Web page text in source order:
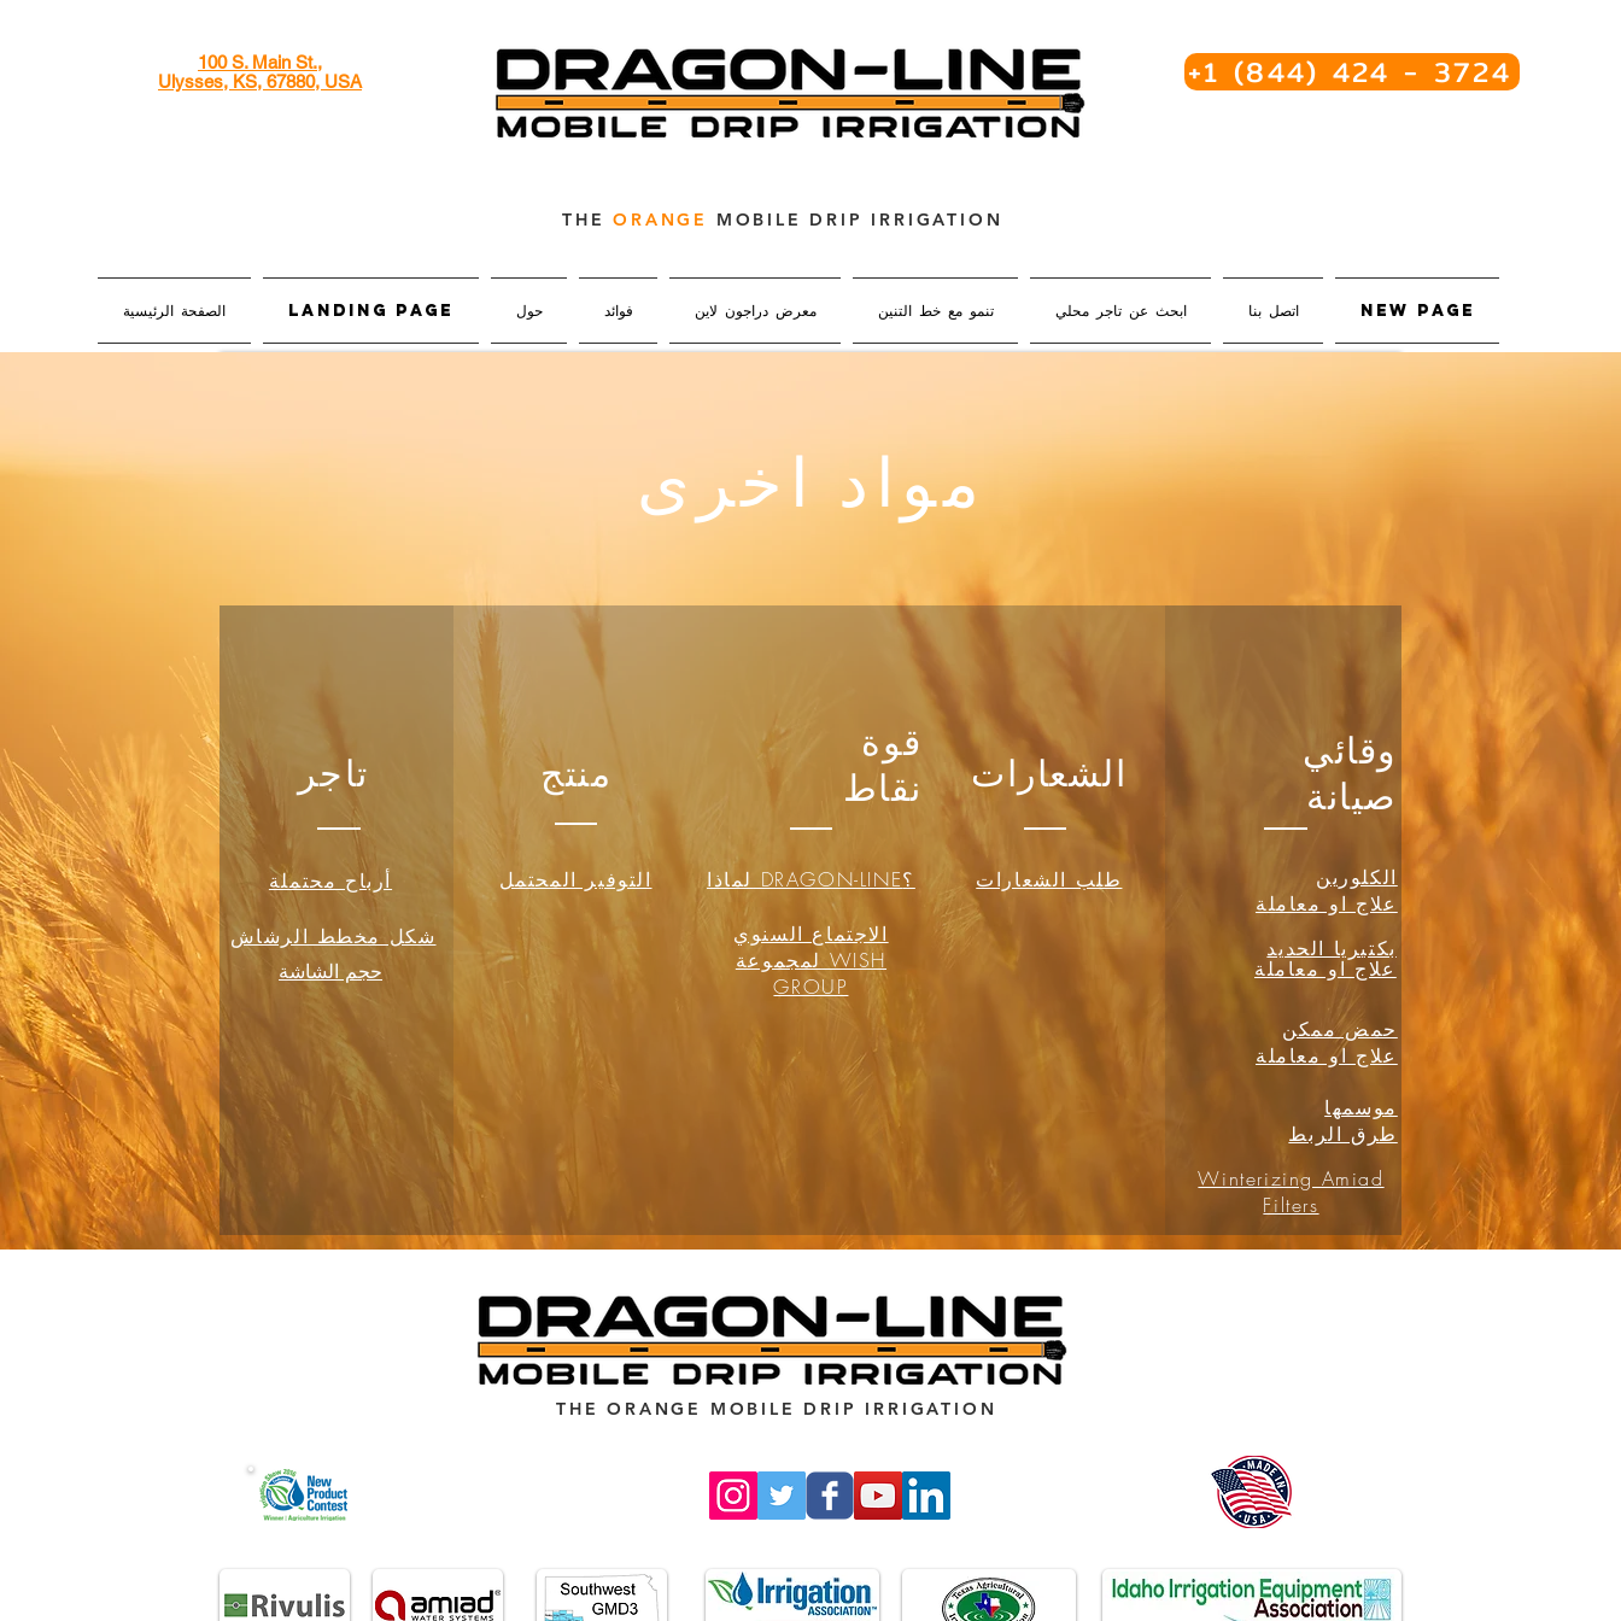
100 S. Main St.,
Ulysses, KS, 67880, USA
+1 (844) 424 - 3724
THEORANGE MOBILE DRIP IRRIGATION
الصفحة الرئيسية Landing Page حول فوائد معرض دراجون لاين تنمو مع خط التنين ابحث عن تاجر محلي اتصل بنا New Page
مواد اخرى
منتج
التوفير المحتمل
قوة
نقاط
لماذا DRAGON-LINE؟
الاجتماع السنوي
لمجموعة WISH
GROUP
الشعارات
طلب الشعارات
وقائي
صيانة
الكلورين
علاج او معاملة
بكتيريا الحديد
علاج او معاملة
حمض ممكن
علاج او معاملة
موسمها
طرق الربط
شكل مخطط الرشاش
أرباح محتملة
تاجر
حجم الشاشة
Winterizing Amiad
Filters
THE ORANGE MOBILE DRIP IRRIGATION